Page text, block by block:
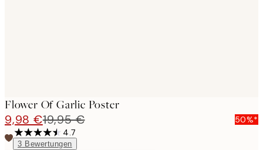
Flower Of Garlic Poster
9,98 €19,95 €
50%*
4.7
3 Bewertungen